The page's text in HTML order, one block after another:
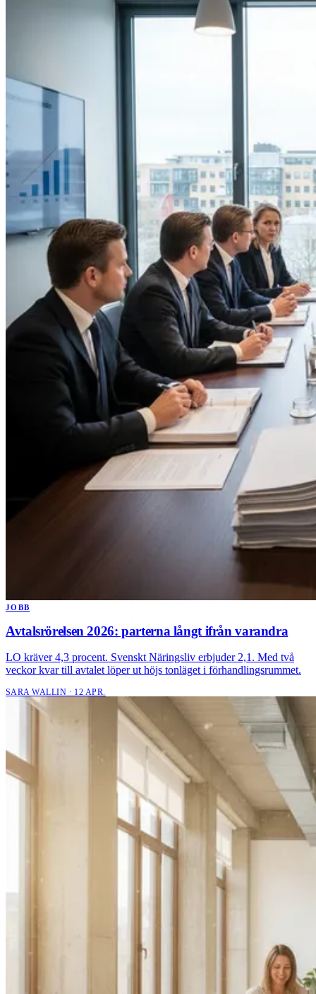
JOBB
Avtalsrörelsen 2026: parterna långt ifrån varandra
LO kräver 4,3 procent. Svenskt Näringsliv erbjuder 2,1. Med två
veckor kvar till avtalet löper ut höjs tonläget i förhandlingsrummet.
SARA WALLIN · 12 APR.